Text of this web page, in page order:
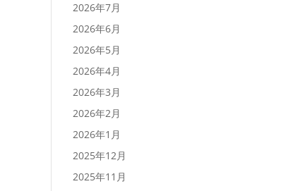
2026年7月
2026年6月
2026年5月
2026年4月
2026年3月
2026年2月
2026年1月
2025年12月
2025年11月